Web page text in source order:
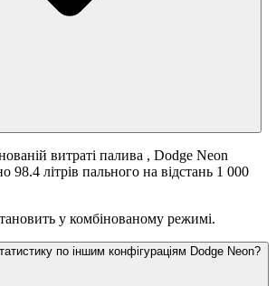
витраті палива , Dodge Neon
98.4 літрів пального на відстань 1 000
у комбінованому режимі.
по іншим конфігураціям Dodge Neon?